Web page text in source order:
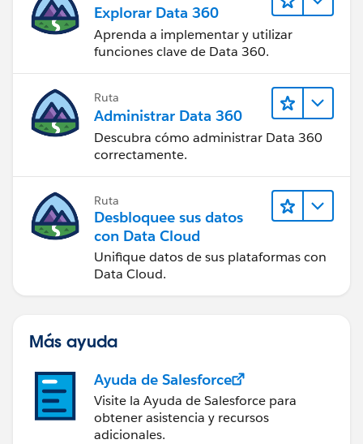
Explorar Data 360
Aprenda a implementar y utilizar
funciones clave de Data 360.
Ruta
Administrar Data 360
Descubra cómo administrar Data 360
correctamente.
Ruta
Desbloquee sus datos
con Data Cloud
Unifique datos de sus plataformas con
Data Cloud.
Más ayuda
Ayuda de Salesforce
Visite la Ayuda de Salesforce para
obtener asistencia y recursos
adicionales.